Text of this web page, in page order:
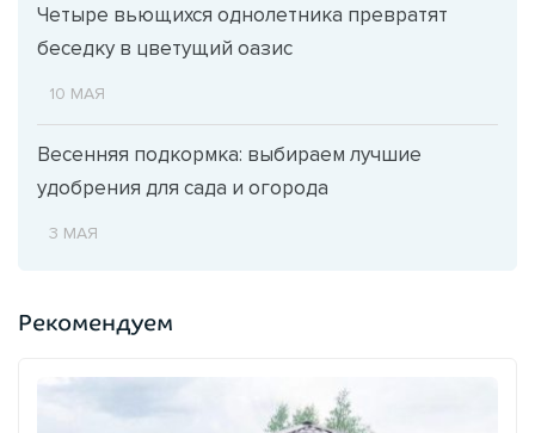
Четыре вьющихся однолетника превратят
беседку в цветущий оазис
10 МАЯ
Весенняя подкормка: выбираем лучшие
удобрения для сада и огорода
3 МАЯ
Рекомендуем